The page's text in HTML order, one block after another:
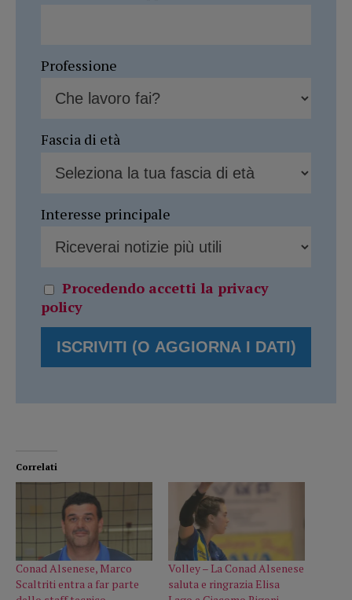
Professione
Fascia di età
Interesse principale
Procedendo accetti la privacy
policy
Correlati
Conad Alsenese, Marco
Scaltriti entra a far parte
Volley – La Conad Alsenese
saluta e ringrazia Elisa